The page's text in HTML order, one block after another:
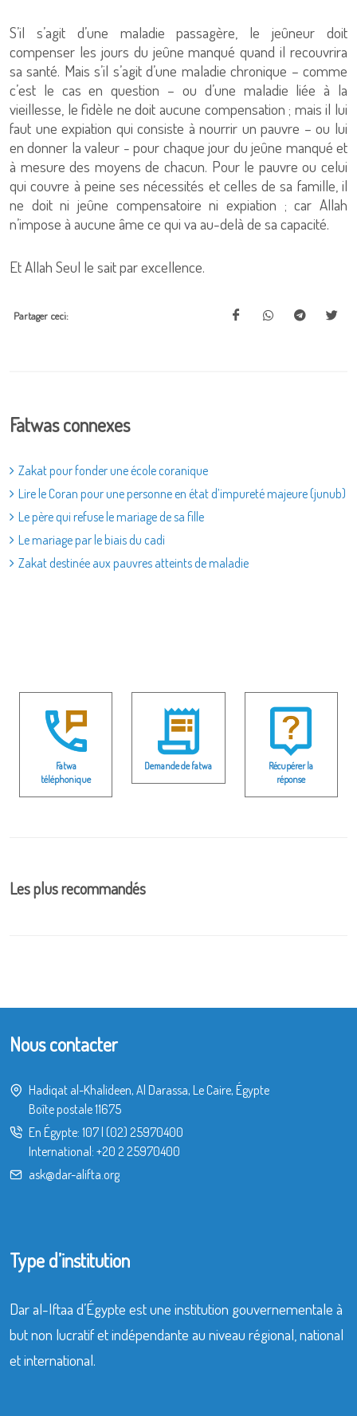
S’il s’agit d’une maladie passagère, le jeûneur doit
compenser les jours du jeûne manqué quand il recouvrira
sa santé. Mais s’il s’agit d’une maladie chronique – comme
c’est le cas en question – ou d’une maladie liée à la
vieillesse, le fidèle ne doit aucune compensation ; mais il lui
faut une expiation qui consiste à nourrir un pauvre – ou lui
en donner la valeur - pour chaque jour du jeûne manqué et
à mesure des moyens de chacun. Pour le pauvre ou celui
qui couvre à peine ses nécessités et celles de sa famille, il
ne doit ni jeûne compensatoire ni expiation ; car Allah
n’impose à aucune âme ce qui va au-delà de sa capacité.
Et Allah Seul le sait par excellence.
Partager ceci:
Fatwas connexes
Zakat pour fonder une école coranique
Lire le Coran pour une personne en état d’impureté majeure (junub)
Le père qui refuse le mariage de sa fille
Le mariage par le biais du cadi
Zakat destinée aux pauvres atteints de maladie
Fatwa
téléphonique
Demande de fatwa
Récupérer la
réponse
Les plus recommandés
Nous contacter
Hadiqat al-Khalideen, Al Darassa, Le Caire, Égypte
Boîte postale 11675
En Égypte: 107| (02) 25970400
International: +20 2 25970400
ask@dar-alifta.org
Type d’institution
Dar al-Iftaa d’Égypte est une institution gouvernementale à
but non lucratif et indépendante au niveau régional, national
et international.